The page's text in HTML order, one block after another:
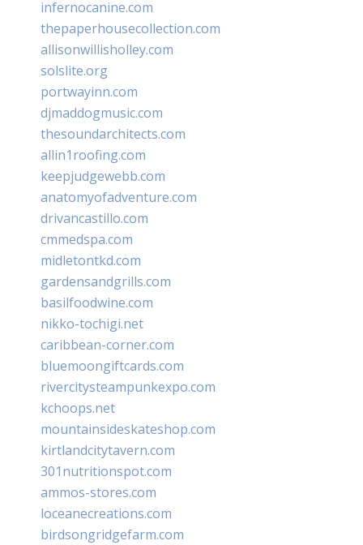
infernocanine.com
thepaperhousecollection.com
allisonwillisholley.com
solslite.org
portwayinn.com
djmaddogmusic.com
thesoundarchitects.com
allin1roofing.com
keepjudgewebb.com
anatomyofadventure.com
drivancastillo.com
cmmedspa.com
midletontkd.com
gardensandgrills.com
basilfoodwine.com
nikko-tochigi.net
caribbean-corner.com
bluemoongiftcards.com
rivercitysteampunkexpo.com
kchoops.net
mountainsideskateshop.com
kirtlandcitytavern.com
301nutritionspot.com
ammos-stores.com
loceanecreations.com
birdsongridgefarm.com